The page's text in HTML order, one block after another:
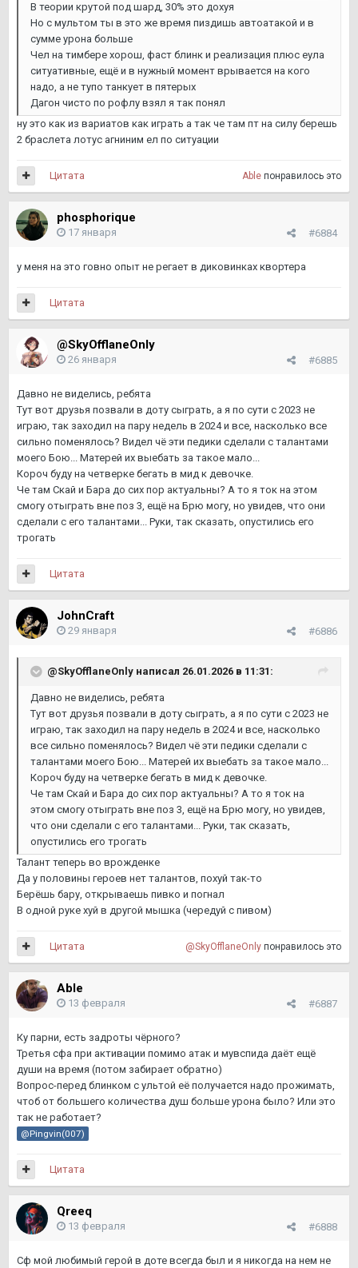
В теории крутой под шард, 30% это дохуя
Но с мультом ты в это же время пиздишь автоатакой и в
сумме урона больше
Чел на тимбере хорош, фаст блинк и реализация плюс еула
ситуативные, ещё и в нужный момент врывается на кого
надо, а не тупо танкует в пятерых
Дагон чисто по рофлу взял я так понял
ну это как из вариатов как играть а так че там пт на силу берешь
2 браслета лотус агниним ел по ситуации
Able понравилось это
Цитата
phosphorique
#6884
17 января
у меня на это говно опыт не регает в диковинках квортера
Цитата
@SkyOfflaneOnly
#6885
26 января
Давно не виделись, ребята
Тут вот друзья позвали в доту сыграть, а я по сути с 2023 не
играю, так заходил на пару недель в 2024 и все, насколько все
сильно поменялось? Видел чё эти педики сделали с талантами
моего Бою... Матерей их выебать за такое мало...
Короч буду на четверке бегать в мид к девочке.
Че там Скай и Бара до сих пор актуальны? А то я ток на этом
смогу отыграть вне поз 3, ещё на Брю могу, но увидев, что они
сделали с его талантами... Руки, так сказать, опустились его
трогать
Цитата
JohnCraft
#6886
29 января
@SkyOfflaneOnly написал 26.01.2026 в 11:31:
Давно не виделись, ребята
Тут вот друзья позвали в доту сыграть, а я по сути с 2023 не
играю, так заходил на пару недель в 2024 и все, насколько
все сильно поменялось? Видел чё эти педики сделали с
талантами моего Бою... Матерей их выебать за такое мало...
Короч буду на четверке бегать в мид к девочке.
Че там Скай и Бара до сих пор актуальны? А то я ток на
этом смогу отыграть вне поз 3, ещё на Брю могу, но увидев,
что они сделали с его талантами... Руки, так сказать,
опустились его трогать
Талант теперь во врожденке
Да у половины героев нет талантов, похуй так-то
Берёшь бару, открываешь пивко и погнал
В одной руке хуй в другой мышка (чередуй с пивом)
@SkyOfflaneOnly понравилось это
Цитата
Able
#6887
13 февраля
Ку парни, есть задроты чёрного?
Третья сфа при активации помимо атак и мувспида даёт ещё
души на время (потом забирает обратно)
Вопрос-перед блинком с ультой её получается надо прожимать,
чтоб от большего количества душ больше урона было? Или это
так не работает?
@Pingvin(007)
Цитата
Qreeq
#6888
13 февраля
Сф мой любимый герой в доте всегда был и я никогда на нем не